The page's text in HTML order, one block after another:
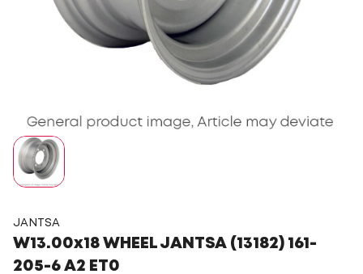
JANTSA
W13.00x18 WHEEL JANTSA (13182) 161-
205-6 A2 ET0